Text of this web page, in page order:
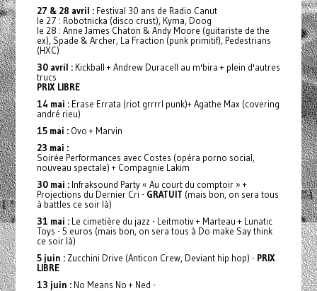
27 & 28 avril :Festival 30 ans de Radio Canut
le 27 : Robotnicka (disco crust), Kyma, Doog
le 28 : Anne James Chaton & Andy Moore (guitariste de the
ex), Spade & Archer, La Fraction (punk primitif), Pedestrians
(HXC)
30 avril :Kickball + Andrew Duracell au m'bira + plein d'autres
trucs
PRIX LIBRE
14 mai :Erase Errata (riot grrrrl punk)+ Agathe Max (covering
andré rieu)
15 mai :Ovo + Marvin
23 mai :
Soirée Performances avec Costes (opéra porno social,
nouveau spectale) + Compagnie Lakim
30 mai :Infraksound Party « Au court du comptoir » +
Projections du Dernier Cri - GRATUIT (mais bon, on sera tous
à battles ce soir là)
31 mai :Le cimetière du jazz - Leitmotiv + Marteau + Lunatic
Toys - 5 euros (mais bon, on sera tous à Do make Say think
ce soir là)
5 juin :Zucchini Drive (Anticon Crew, Deviant hip hop) - PRIX
LIBRE
13 juin : No Means No + Ned -